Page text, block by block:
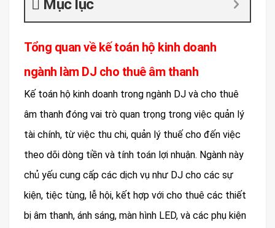
Mục lục
Tổng quan về kế toán hộ kinh doanh
ngành làm DJ cho thuê âm thanh
Kế toán hộ kinh doanh trong ngành DJ và cho thuê
âm thanh đóng vai trò quan trọng trong việc quản lý
tài chính, từ việc thu chi, quản lý thuế cho đến việc
theo dõi dòng tiền và tính toán lợi nhuận. Ngành này
chủ yếu cung cấp các dịch vụ như DJ cho các sự
kiện, tiệc tùng, lễ hội, kết hợp với cho thuê các thiết
bị âm thanh, ánh sáng, màn hình LED, và các phụ kiện